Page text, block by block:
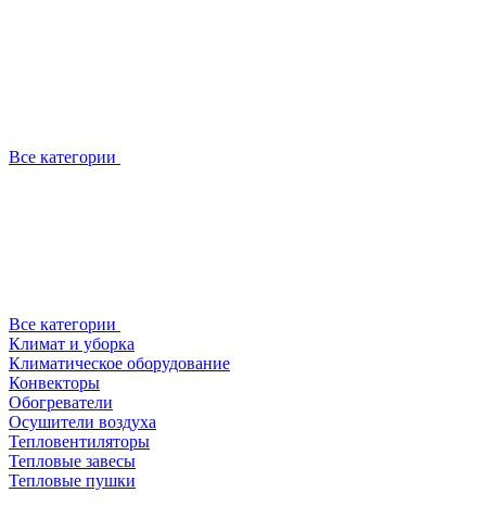
Все категории
Все категории
Климат и уборка
Климатическое оборудование
Конвекторы
Обогреватели
Осушители воздуха
Тепловентиляторы
Тепловые завесы
Тепловые пушки